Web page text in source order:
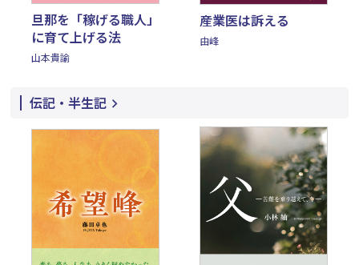
旦那を「稼げる職人」
に育て上げる法
山本貴諭
産業医は訴える
由峰
伝記・半生記